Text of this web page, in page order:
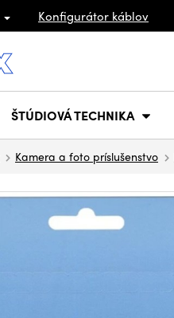
Konfigurátor káblov
ŠTÚDIOVÁ TECHNIKA
Kamera a foto príslušenstvo